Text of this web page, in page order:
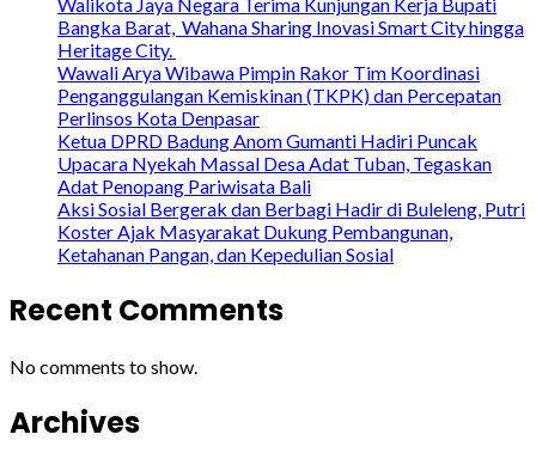
Bangka Barat, Wahana Sharing Inovasi Smart City hingga
Heritage City.
Wawali Arya Wibawa Pimpin Rakor Tim Koordinasi
Penganggulangan Kemiskinan (TKPK) dan Percepatan
Perlinsos Kota Denpasar
Ketua DPRD Badung Anom Gumanti Hadiri Puncak
Upacara Nyekah Massal Desa Adat Tuban, Tegaskan
Adat Penopang Pariwisata Bali
Aksi Sosial Bergerak dan Berbagi Hadir di Buleleng, Putri
Koster Ajak Masyarakat Dukung Pembangunan,
Ketahanan Pangan, dan Kepedulian Sosial
Recent Comments
No comments to show.
Archives